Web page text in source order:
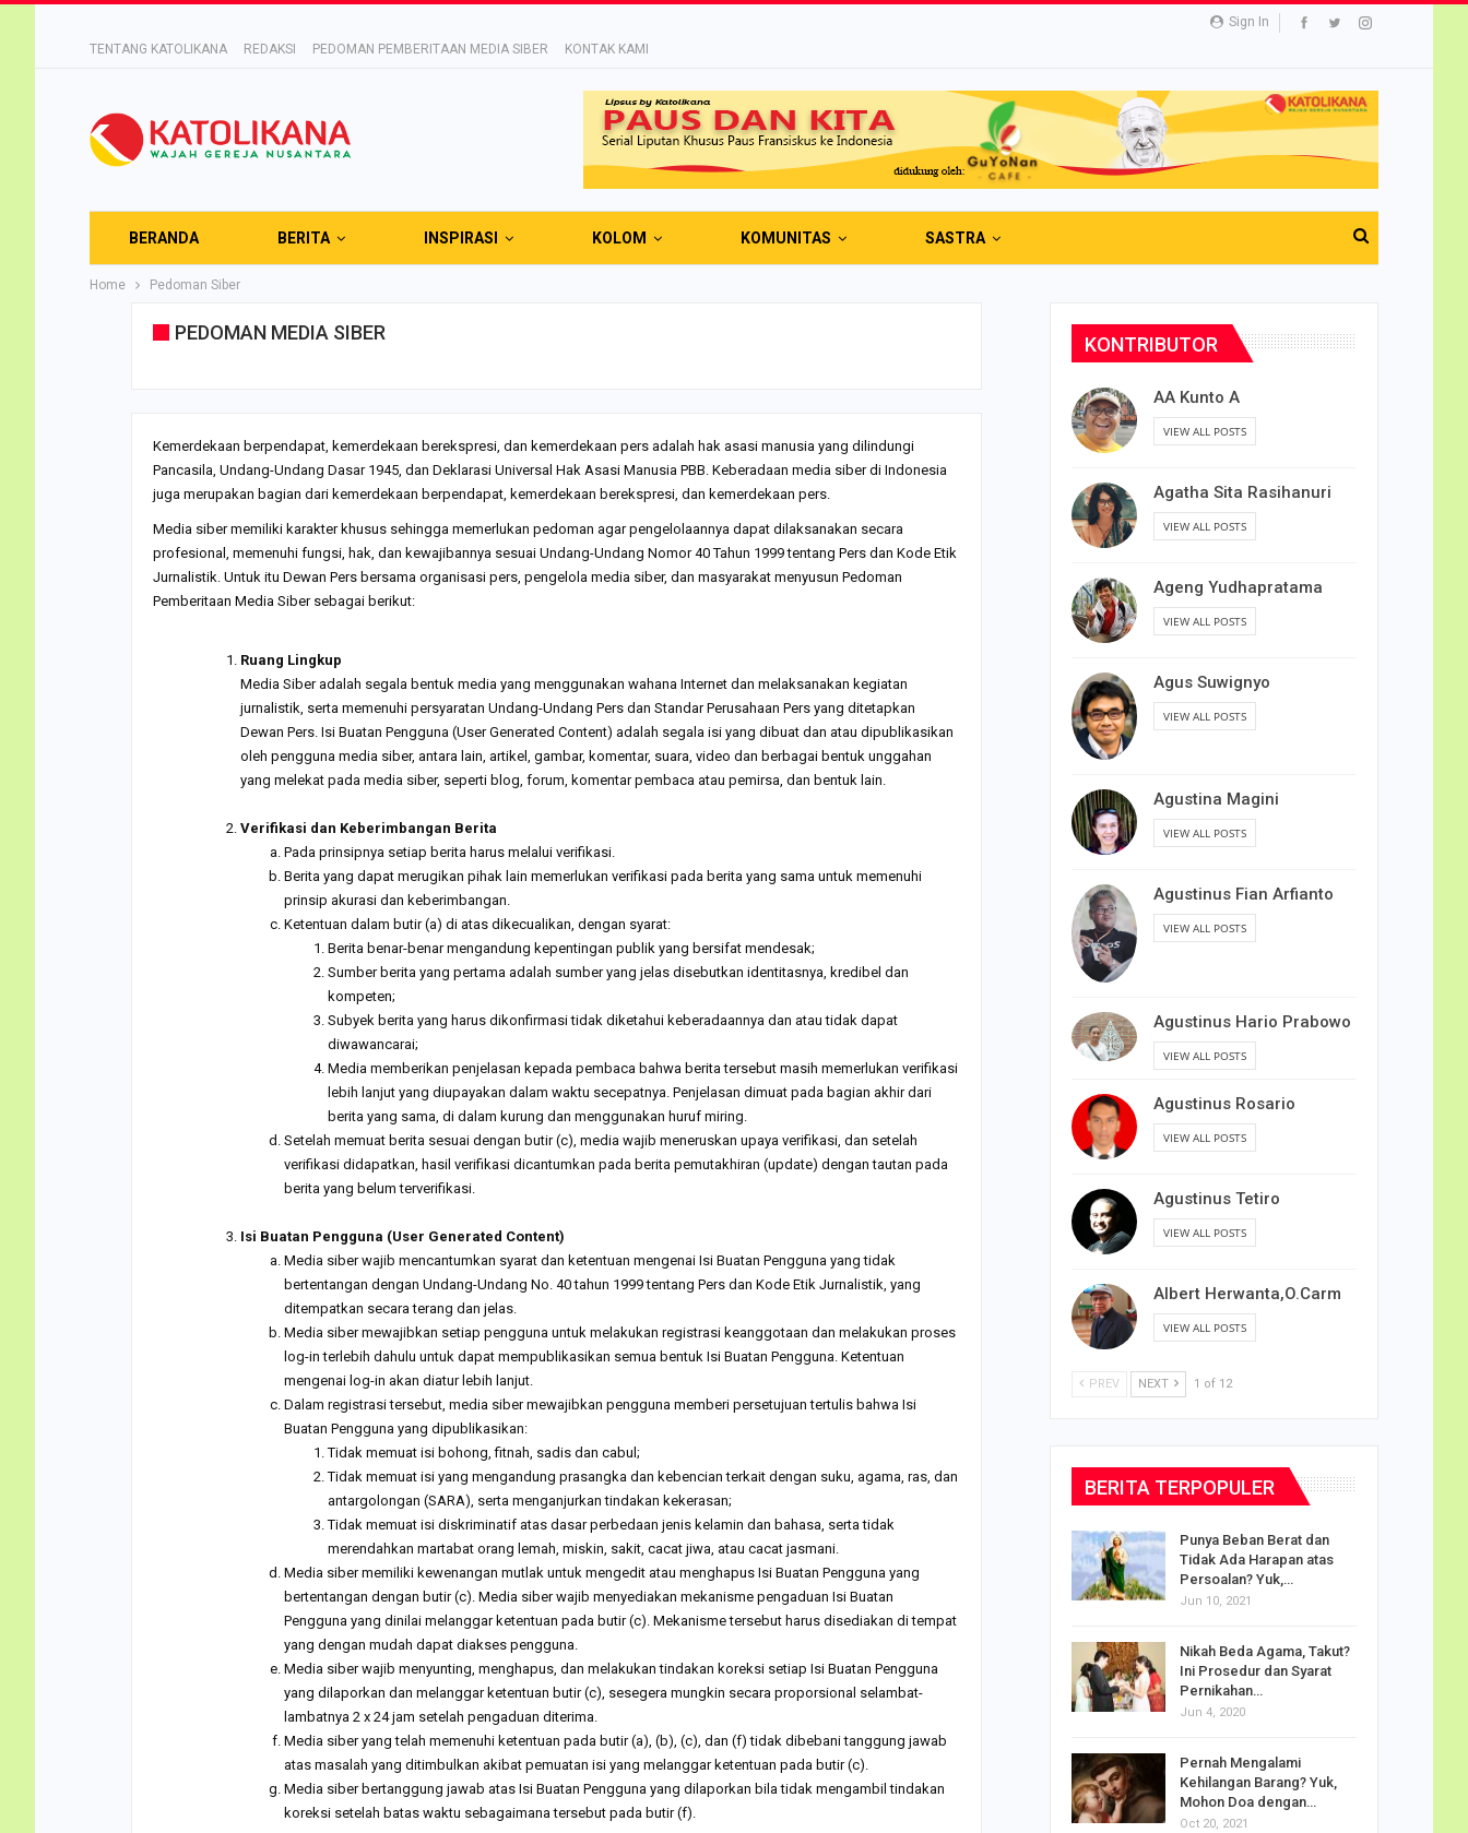
Sign In
TENTANG KATOLIKANA
REDAKSI PEDOMAN PEMBERITAAN MEDIA SIBER KONTAK KAMI
BERANDA BERITA INSPIRASI KOLOM KOMUNITAS SASTRA
Home Pedoman Siber
PEDOMAN MEDIA SIBER
Kemerdekaan berpendapat, kemerdekaan berekspresi, dan kemerdekaan pers adalah hak asasi manusia yang dilindungi
Pancasila, Undang-Undang Dasar 1945, dan Deklarasi Universal Hak Asasi Manusia PBB. Keberadaan media siber di Indonesia
juga merupakan bagian dari kemerdekaan berpendapat, kemerdekaan berekspresi, dan kemerdekaan pers.
Media siber memiliki karakter khusus sehingga memerlukan pedoman agar pengelolaannya dapat dilaksanakan secara
profesional, memenuhi fungsi, hak, dan kewajibannya sesuai Undang-Undang Nomor 40 Tahun 1999 tentang Pers dan Kode Etik
Jurnalistik. Untuk itu Dewan Pers bersama organisasi pers, pengelola media siber, dan masyarakat menyusun Pedoman
Pemberitaan Media Siber sebagai berikut:
Ruang Lingkup
Media Siber adalah segala bentuk media yang menggunakan wahana Internet dan melaksanakan kegiatan
jurnalistik, serta memenuhi persyaratan Undang-Undang Pers dan Standar Perusahaan Pers yang ditetapkan
Dewan Pers. Isi Buatan Pengguna (User Generated Content) adalah segala isi yang dibuat dan atau dipublikasikan
oleh pengguna media siber, antara lain, artikel, gambar, komentar, suara, video dan berbagai bentuk unggahan
yang melekat pada media siber, seperti blog, forum, komentar pembaca atau pemirsa, dan bentuk lain.
Verifikasi dan Keberimbangan Berita
Pada prinsipnya setiap berita harus melalui verifikasi.
Berita yang dapat merugikan pihak lain memerlukan verifikasi pada berita yang sama untuk memenuhi
prinsip akurasi dan keberimbangan.
Ketentuan dalam butir (a) di atas dikecualikan, dengan syarat:
Berita benar-benar mengandung kepentingan publik yang bersifat mendesak;
Sumber berita yang pertama adalah sumber yang jelas disebutkan identitasnya, kredibel dan
kompeten;
Subyek berita yang harus dikonfirmasi tidak diketahui keberadaannya dan atau tidak dapat
diwawancarai;
Media memberikan penjelasan kepada pembaca bahwa berita tersebut masih memerlukan verifikasi
lebih lanjut yang diupayakan dalam waktu secepatnya. Penjelasan dimuat pada bagian akhir dari
berita yang sama, di dalam kurung dan menggunakan huruf miring.
Setelah memuat berita sesuai dengan butir (c), media wajib meneruskan upaya verifikasi, dan setelah
verifikasi didapatkan, hasil verifikasi dicantumkan pada berita pemutakhiran (update) dengan tautan pada
berita yang belum terverifikasi.
Isi Buatan Pengguna (User Generated Content)
Media siber wajib mencantumkan syarat dan ketentuan mengenai Isi Buatan Pengguna yang tidak
bertentangan dengan Undang-Undang No. 40 tahun 1999 tentang Pers dan Kode Etik Jurnalistik, yang
ditempatkan secara terang dan jelas.
Media siber mewajibkan setiap pengguna untuk melakukan registrasi keanggotaan dan melakukan proses
log-in terlebih dahulu untuk dapat mempublikasikan semua bentuk Isi Buatan Pengguna. Ketentuan
mengenai log-in akan diatur lebih lanjut.
Dalam registrasi tersebut, media siber mewajibkan pengguna memberi persetujuan tertulis bahwa Isi
Buatan Pengguna yang dipublikasikan:
Tidak memuat isi bohong, fitnah, sadis dan cabul;
Tidak memuat isi yang mengandung prasangka dan kebencian terkait dengan suku, agama, ras, dan
antargolongan (SARA), serta menganjurkan tindakan kekerasan;
Tidak memuat isi diskriminatif atas dasar perbedaan jenis kelamin dan bahasa, serta tidak
merendahkan martabat orang lemah, miskin, sakit, cacat jiwa, atau cacat jasmani.
Media siber memiliki kewenangan mutlak untuk mengedit atau menghapus Isi Buatan Pengguna yang
bertentangan dengan butir (c). Media siber wajib menyediakan mekanisme pengaduan Isi Buatan
Pengguna yang dinilai melanggar ketentuan pada butir (c). Mekanisme tersebut harus disediakan di tempat
yang dengan mudah dapat diakses pengguna.
Media siber wajib menyunting, menghapus, dan melakukan tindakan koreksi setiap Isi Buatan Pengguna
yang dilaporkan dan melanggar ketentuan butir (c), sesegera mungkin secara proporsional selambat-
lambatnya 2 x 24 jam setelah pengaduan diterima.
Media siber yang telah memenuhi ketentuan pada butir (a), (b), (c), dan (f) tidak dibebani tanggung jawab
atas masalah yang ditimbulkan akibat pemuatan isi yang melanggar ketentuan pada butir (c).
Media siber bertanggung jawab atas Isi Buatan Pengguna yang dilaporkan bila tidak mengambil tindakan
koreksi setelah batas waktu sebagaimana tersebut pada butir (f).
KONTRIBUTOR
AA Kunto A
VIEW ALL POSTS
Agatha Sita Rasihanuri
VIEW ALL POSTS
Ageng Yudhapratama
VIEW ALL POSTS
Agus Suwignyo
VIEW ALL POSTS
Agustina Magini
VIEW ALL POSTS
Agustinus Fian Arfianto
VIEW ALL POSTS
Agustinus Hario Prabowo
VIEW ALL POSTS
Agustinus Rosario
VIEW ALL POSTS
Agustinus Tetiro
VIEW ALL POSTS
Albert Herwanta,O.Carm
VIEW ALL POSTS
PREV NEXT 1 of 12
BERITA TERPOPULER
Mar 11, 2019
Paling Menginspirasi
Sepanjang Sejarah…
Mar 10, 2021
Belajar dari Beato Carlo
Acutis, Menjadi Kudus di
Usia Muda
Punya Beban Berat dan
Tidak Ada Harapan atas
Persoalan? Yuk,…
Jun 10, 2021
Nikah Beda Agama, Takut?
Ini Prosedur dan Syarat
Pernikahan…
Jun 4, 2020
Pernah Mengalami
Kehilangan Barang? Yuk,
Mohon Doa dengan…
Oct 20, 2021